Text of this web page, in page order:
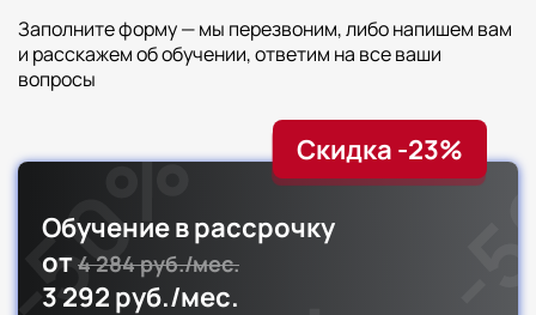
Заполните форму — мы перезвоним, либо напишем вам
и расскажем об обучении, ответим на все ваши
вопросы
Скидка -23%
Обучение в рассрочку
от4 284 руб./мес.
3 292 руб./мес.